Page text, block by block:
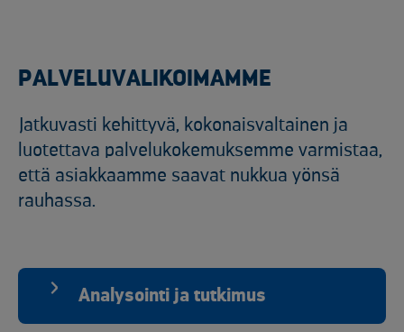
PALVELUVALIKOIMAMME
Jatkuvasti kehittyvä, kokonaisvaltainen ja
luotettava palvelukokemuksemme varmistaa,
että asiakkaamme saavat nukkua yönsä
rauhassa.
Analysointi ja tutkimus